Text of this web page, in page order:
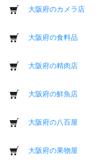
大阪府のカメラ店
大阪府の食料品
大阪府の精肉店
大阪府の鮮魚店
大阪府の八百屋
大阪府の果物屋